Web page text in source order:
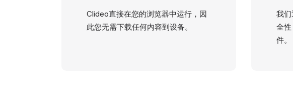
Clideo直接在您的浏览器中运行，因
此您无需下载任何内容到设备。
我
全
件。